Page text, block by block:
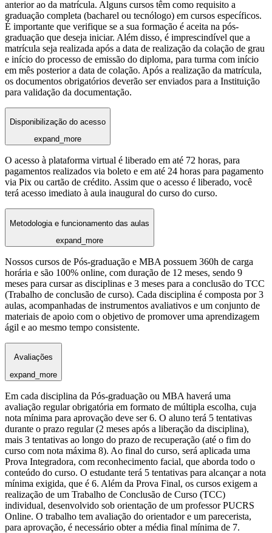
anterior ao da matrícula. Alguns cursos têm como requisito a
graduação completa (bacharel ou tecnólogo) em cursos específicos.
É importante que verifique se a sua formação é aceita na pós-
graduação que deseja iniciar. Além disso, é imprescindível que a
matrícula seja realizada após a data de realização da colação de grau
e início do processo de emissão do diploma, para turma com início
em mês posterior a data de colação. Após a realização da matrícula,
os documentos obrigatórios deverão ser enviados para a Instituição
para validação da documentação.
Disponibilização do acesso
expand_more
O acesso à plataforma virtual é liberado em até 72 horas, para
pagamentos realizados via boleto e em até 24 horas para pagamento
via Pix ou cartão de crédito. Assim que o acesso é liberado, você
terá acesso imediato à aula inaugural do curso do curso.
Metodologia e funcionamento das aulas
expand_more
Nossos cursos de Pós-graduação e MBA possuem 360h de carga
horária e são 100% online, com duração de 12 meses, sendo 9
meses para cursar as disciplinas e 3 meses para a conclusão do TCC
(Trabalho de conclusão de curso). Cada disciplina é composta por 3
aulas, acompanhadas de instrumentos avaliativos e um conjunto de
materiais de apoio com o objetivo de promover uma aprendizagem
ágil e ao mesmo tempo consistente.
Avaliações
expand_more
Em cada disciplina da Pós-graduação ou MBA haverá uma
avaliação regular obrigatória em formato de múltipla escolha, cuja
nota mínima para aprovação deve ser 6. O aluno terá 5 tentativas
durante o prazo regular (2 meses após a liberação da disciplina),
mais 3 tentativas ao longo do prazo de recuperação (até o fim do
curso com nota máxima 8). Ao final do curso, será aplicada uma
Prova Integradora, com reconhecimento facial, que aborda todo o
conteúdo do curso. O estudante terá 5 tentativas para alcançar a nota
mínima exigida, que é 6. Além da Prova Final, os cursos exigem a
realização de um Trabalho de Conclusão de Curso (TCC)
individual, desenvolvido sob orientação de um professor PUCRS
Online. O trabalho tem avaliação do orientador e um parecerista,
para aprovação, é necessário obter a média final mínima de 7.